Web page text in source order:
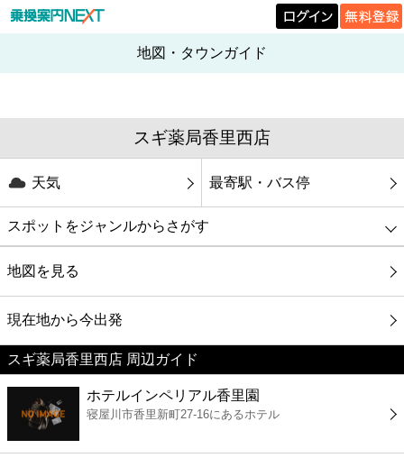
地図・タウンガイド
スギ薬局香里西店
天気 最寄駅・バス停
スポットをジャンルからさがす
グルメ
映画
美容
コンビニ
地図を見る
現在地から今出発
スギ薬局香里西店 周辺ガイド
ホテルインペリアル香里園
寝屋川市香里新町27-16にあるホテル